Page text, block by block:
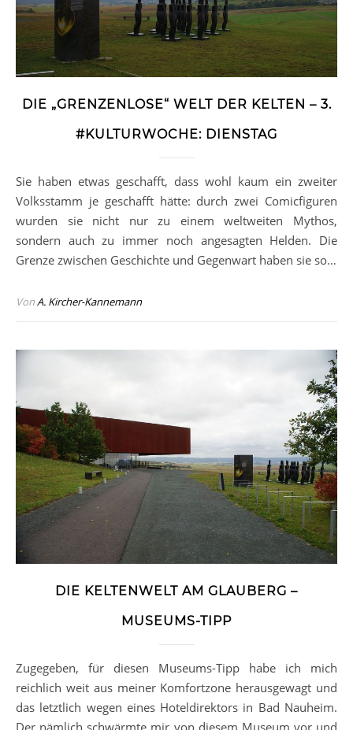
DIE „GRENZENLOSE“ WELT DER KELTEN – 3.
#KULTURWOCHE: DIENSTAG
Sie haben etwas geschafft, dass wohl kaum ein zweiter
Volksstamm je geschafft hätte: durch zwei Comicfiguren
wurden sie nicht nur zu einem weltweiten Mythos,
sondern auch zu immer noch angesagten Helden. Die
Grenze zwischen Geschichte und Gegenwart haben sie so…
VonA. Kircher-Kannemann
DIE KELTENWELT AM GLAUBERG –
MUSEUMS-TIPP
Zugegeben, für diesen Museums-Tipp habe ich mich
reichlich weit aus meiner Komfortzone herausgewagt und
das letztlich wegen eines Hoteldirektors in Bad Nauheim.
Der nämlich schwärmte mir von diesem Museum vor und